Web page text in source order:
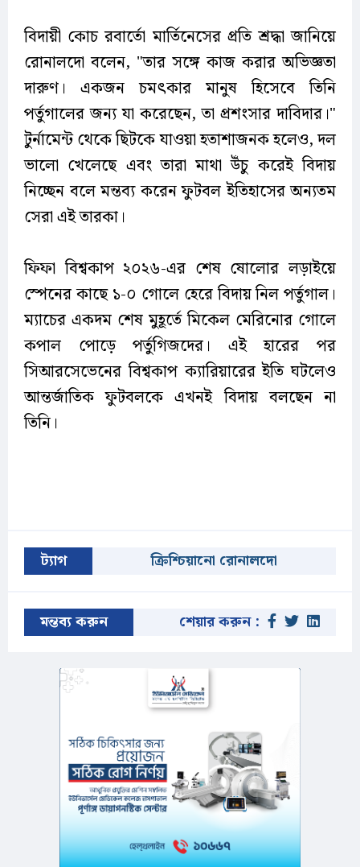
বিদায়ী কোচ রবার্তো মার্তিনেসের প্রতি শ্রদ্ধা জানিয়ে
রোনালদো বলেন, "তার সঙ্গে কাজ করার অভিজ্ঞতা
দারুণ। একজন চমৎকার মানুষ হিসেবে তিনি
পর্তুগালের জন্য যা করেছেন, তা প্রশংসার দাবিদার।"
টুর্নামেন্ট থেকে ছিটকে যাওয়া হতাশাজনক হলেও, দল
ভালো খেলেছে এবং তারা মাথা উঁচু করেই বিদায়
নিচ্ছেন বলে মন্তব্য করেন ফুটবল ইতিহাসের অন্যতম
সেরা এই তারকা।
ফিফা বিশ্বকাপ ২০২৬-এর শেষ ষোলোর লড়াইয়ে
স্পেনের কাছে ১-০ গোলে হেরে বিদায় নিল পর্তুগাল।
ম্যাচের একদম শেষ মুহূর্তে মিকেল মেরিনোর গোলে
কপাল পোড়ে পর্তুগিজদের। এই হারের পর
সিআরসেভেনের বিশ্বকাপ ক্যারিয়ারের ইতি ঘটলেও
আন্তর্জাতিক ফুটবলকে এখনই বিদায় বলছেন না
তিনি।
ট্যাগ ক্রিশ্চিয়ানো রোনালদো
মন্তব্য করুন শেয়ার করুন :